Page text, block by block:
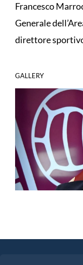
Francesco
Generale
direttore
GALLERY